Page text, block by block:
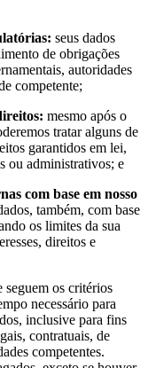
seus dados
de obrigações
autoridades
competente;
mesmo após o
tratar alguns de
garantidos em lei,
ou administrativos; e
com base em nosso
também, com base
os limites da sua
direitos e
seguem os critérios
necessário para
inclusive para fins
contratuais, de
competentes.